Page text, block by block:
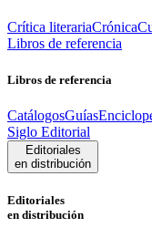
Crítica literariaCrónica
Libros de referencia
Libros de referencia
CatálogosGuías
Siglo Editorial
Editoriales
en distribución
Editoriales
en distribución